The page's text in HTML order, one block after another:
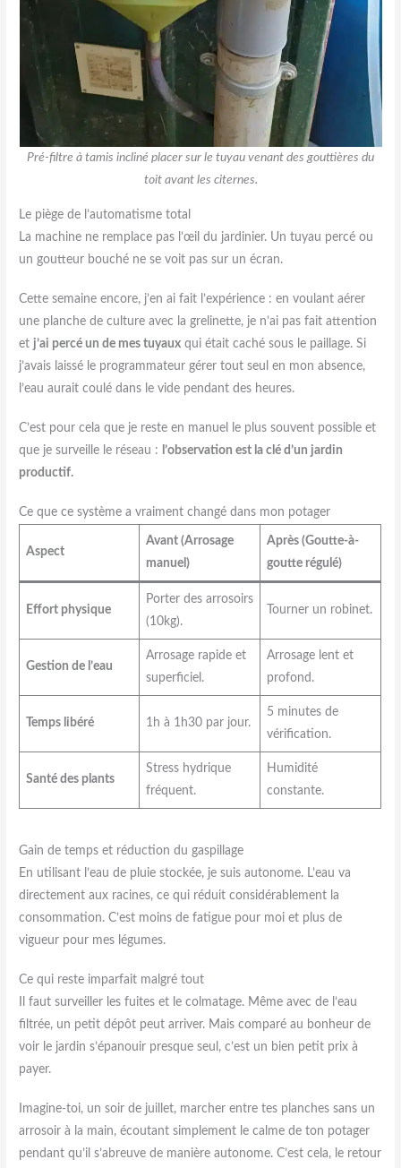
Pré-filtre à tamis incliné placer sur le tuyau venant des gouttières du
toit avant les citernes.
Le piège de l’automatisme total
La machine ne remplace pas l’œil du jardinier. Un tuyau percé ou
un goutteur bouché ne se voit pas sur un écran.
Cette semaine encore, j’en ai fait l’expérience : en voulant aérer
une planche de culture avec la grelinette, je n’ai pas fait attention
et j’ai percé un de mes tuyaux qui était caché sous le paillage. Si
j’avais laissé le programmateur gérer tout seul en mon absence,
l’eau aurait coulé dans le vide pendant des heures.
C’est pour cela que je reste en manuel le plus souvent possible et
que je surveille le réseau :
l’observation est la clé d’un jardin
productif.
Ce que ce système a vraiment changé dans mon potager
Aspect
Avant (Arrosage
manuel)
Après (Goutte-à-
goutte régulé)
Effort physique
Porter des arrosoirs
(10kg).
Tourner un robinet.
Gestion de l’eau
Arrosage rapide et
superficiel.
Arrosage lent et
profond.
Temps libéré 1h à 1h30 par jour.
5 minutes de
vérification.
Santé des plants
Stress hydrique
fréquent.
Humidité
constante.
Gain de temps et réduction du gaspillage
En utilisant l’eau de pluie stockée, je suis autonome. L’eau va
directement aux racines, ce qui réduit considérablement la
consommation. C’est moins de fatigue pour moi et plus de
vigueur pour mes légumes.
Ce qui reste imparfait malgré tout
Il faut surveiller les fuites et le colmatage. Même avec de l’eau
filtrée, un petit dépôt peut arriver. Mais comparé au bonheur de
voir le jardin s’épanouir presque seul, c’est un bien petit prix à
payer.
Imagine-toi, un soir de juillet, marcher entre tes planches sans un
arrosoir à la main, écoutant simplement le calme de ton potager
pendant qu’il s’abreuve de manière autonome. C’est cela, le retour